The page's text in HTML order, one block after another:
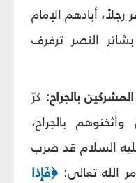
أبادهم الإمام
النصر ترفرف
كرّ
بالجراح،
السلام قد ضرب
الله تعالى:﴿فَإِذا